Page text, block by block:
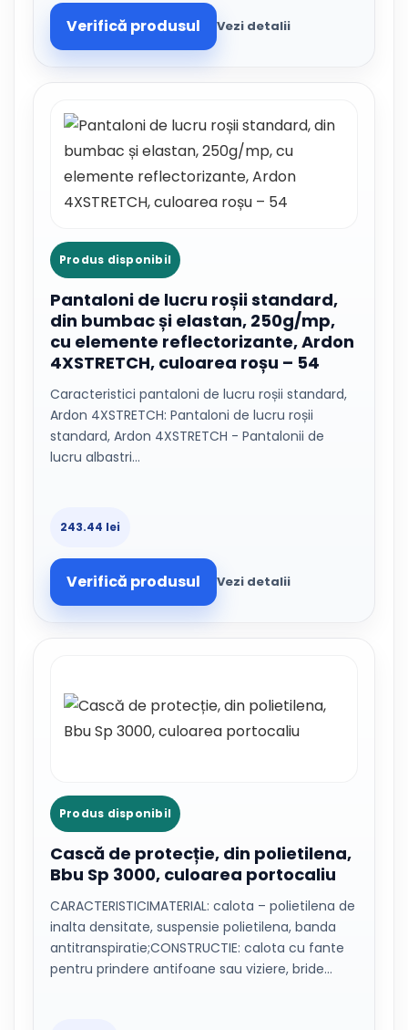
Verifică produsul Vezi detalii
Produs disponibil
Pantaloni de lucru roșii standard,
din bumbac și elastan, 250g/mp,
cu elemente reflectorizante, Ardon
4XSTRETCH, culoarea roșu – 54
Caracteristici pantaloni de lucru roșii standard,
Ardon 4XSTRETCH: Pantaloni de lucru roșii
standard, Ardon 4XSTRETCH - Pantalonii de
lucru albastri…
243.44 lei
Verifică produsul Vezi detalii
Produs disponibil
Cască de protecție, din polietilena,
Bbu Sp 3000, culoarea portocaliu
CARACTERISTICIMATERIAL: calota – polietilena de
inalta densitate, suspensie polietilena, banda
antitranspiratie;CONSTRUCTIE: calota cu fante
pentru prindere antifoane sau viziere, bride…